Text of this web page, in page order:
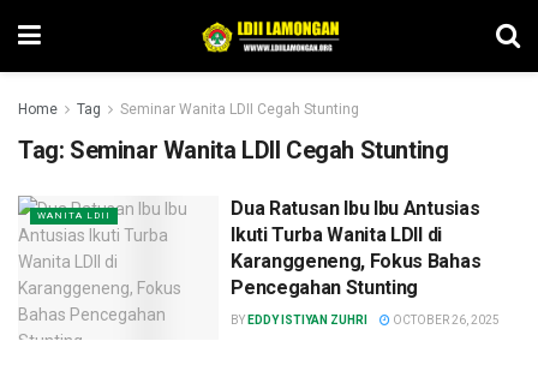
Home Tag Seminar Wanita LDII Cegah Stunting
Tag: Seminar Wanita LDII Cegah Stunting
WANITA LDII
Dua Ratusan Ibu Ibu Antusias
Ikuti Turba Wanita LDII di
Karanggeneng, Fokus Bahas
Pencegahan Stunting
BY EDDY ISTIYAN ZUHRI OCTOBER 26, 2025